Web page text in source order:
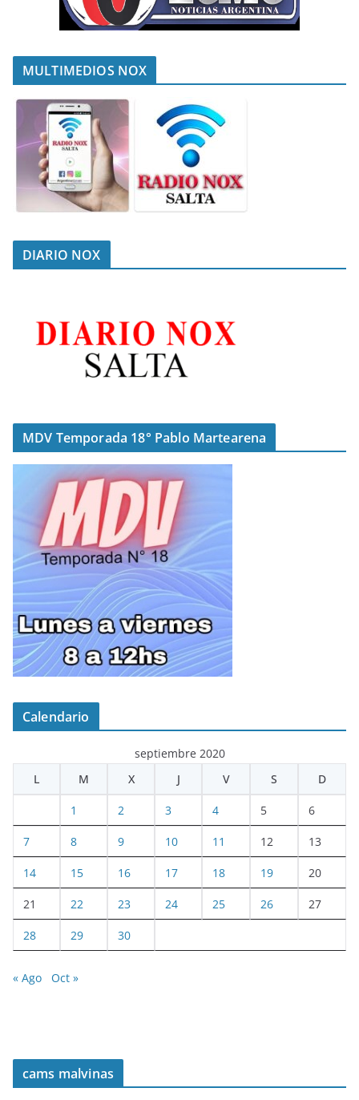
MULTIMEDIOS NOX
DIARIO NOX
MDV Temporada 18° Pablo Martearena
Calendario
septiembre 2020
L
M X J V S D
1 2 3 4 5 6
7 8 9 10 11 12 13
14 15 16 17 18 19 20
21 22 23 24 25 26 27
28 29 30
« Ago Oct »
cams malvinas